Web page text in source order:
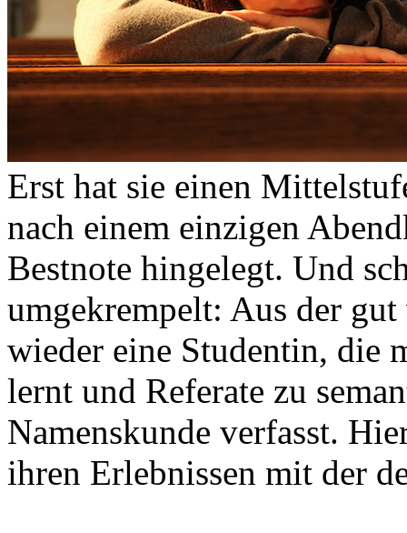
Erst hat sie einen
nach einem einzigen
Bestnote hingelegt. Und
umgekrempelt: Aus der
wieder eine Studentin, die
lernt und Referate zu
Namenskunde verfasst.
ihren Erlebnissen mit der